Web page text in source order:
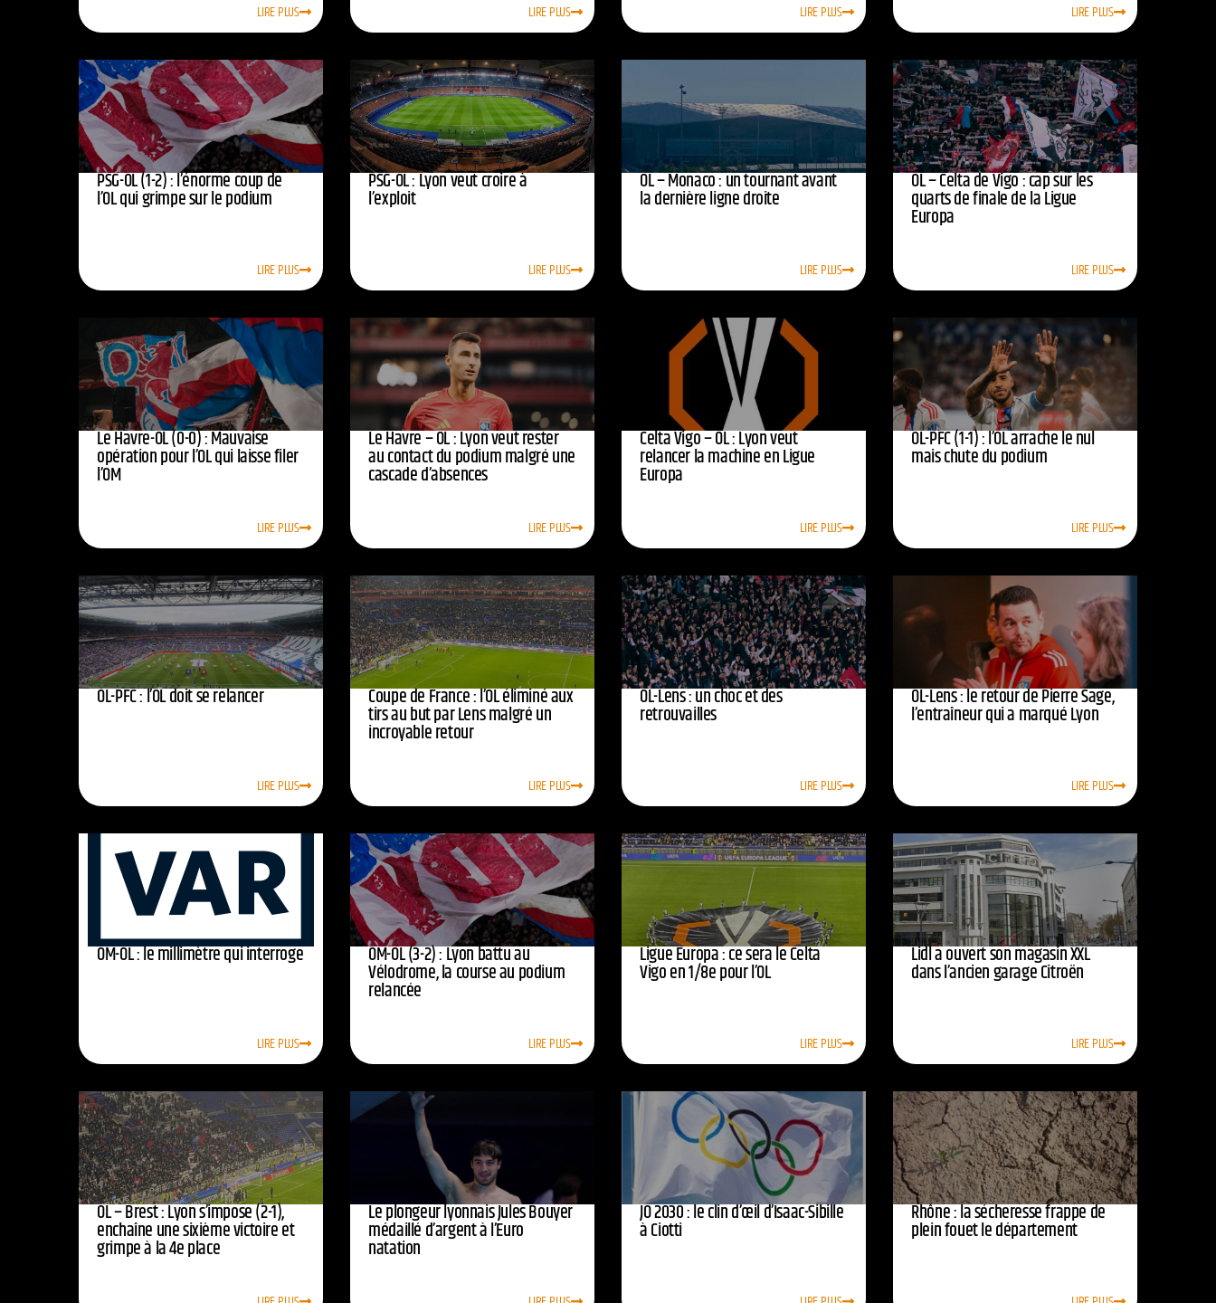
LIRE PLUS LIRE PLUS LIRE PLUS LIRE PLUS
PSG-OL (1-2) : l’énorme coup de
l’OL qui grimpe sur le podium
LIRE PLUS
PSG-OL : Lyon veut croire à
l’exploit
LIRE PLUS
OL – Monaco : un tournant avant
la dernière ligne droite
LIRE PLUS
OL – Celta de Vigo : cap sur les
quarts de finale de la Ligue
Europa
LIRE PLUS
Le Havre-OL (0-0) : Mauvaise
opération pour l’OL qui laisse filer
l’OM
LIRE PLUS
Le Havre – OL : Lyon veut rester
au contact du podium malgré une
cascade d’absences
LIRE PLUS
Celta Vigo – OL : Lyon veut
relancer la machine en Ligue
Europa
LIRE PLUS
OL-PFC (1-1) : l’OL arrache le nul
mais chute du podium
LIRE PLUS
OL-PFC : l’OL doit se relancer
LIRE PLUS
Coupe de France : l’OL éliminé aux
tirs au but par Lens malgré un
incroyable retour
LIRE PLUS
OL-Lens : un choc et des
retrouvailles
LIRE PLUS
OL-Lens : le retour de Pierre Sage,
l’entraîneur qui a marqué Lyon
LIRE PLUS
OM-OL : le millimètre qui interroge
LIRE PLUS
OM-OL (3-2) : Lyon battu au
Vélodrome, la course au podium
relancée
LIRE PLUS
Ligue Europa : ce sera le Celta
Vigo en 1/8e pour l’OL
LIRE PLUS
Lidl a ouvert son magasin XXL
dans l’ancien garage Citroën
LIRE PLUS
OL – Brest : Lyon s’impose (2-1),
enchaîne une sixième victoire et
grimpe à la 4e place
Le plongeur lyonnais Jules Bouyer
médaillé d’argent à l’Euro
natation
JO 2030 : le clin d’œil d’Isaac-Sibille
à Ciotti
Rhône : la sécheresse frappe de
plein fouet le département